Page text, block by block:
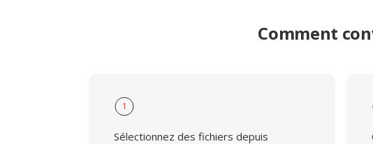
Comment
1
Sélectionnez des fichiers depuis